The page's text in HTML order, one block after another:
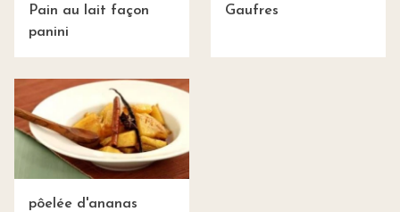
Pain au lait façon
panini
Gaufres
pôelée d'ananas